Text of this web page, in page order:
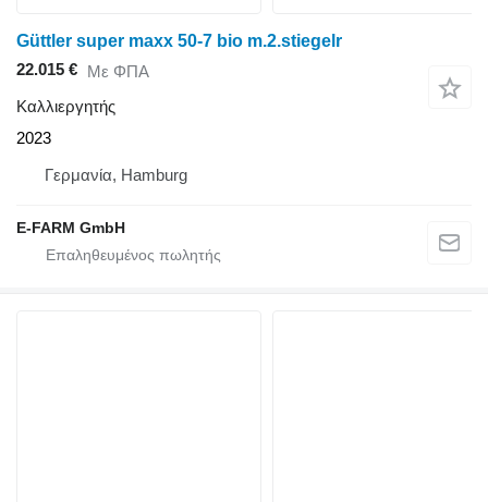
Güttler super maxx 50-7 bio m.2.stiegelr
22.015 € Με ΦΠΑ
Καλλιεργητής
2023
Γερμανία, Hamburg
E-FARM GmbH